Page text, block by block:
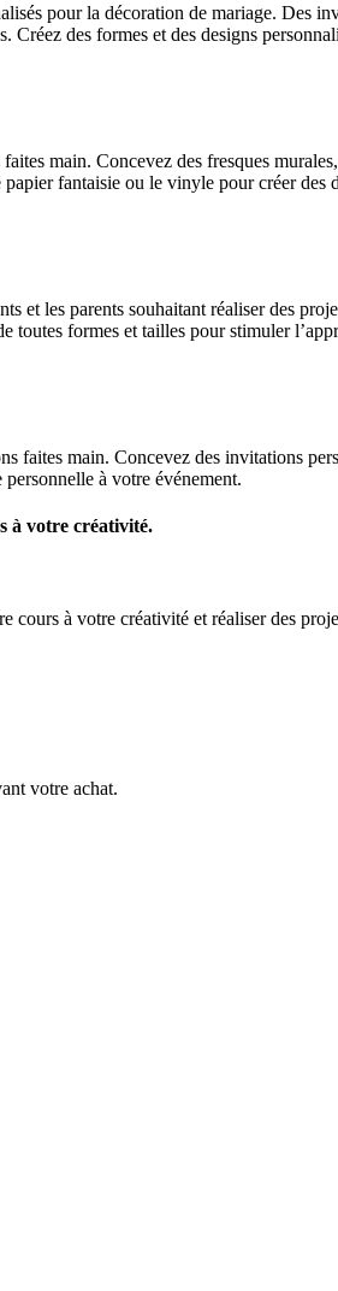
pour la décoration de mariage. Des
des formes et des designs
main. Concevez des fresques
fantaisie ou le vinyle pour créer des
et les parents souhaitant réaliser des
formes et tailles pour stimuler
faites main. Concevez des invitations
à votre événement.
à votre créativité.
à votre créativité et réaliser des
votre achat.